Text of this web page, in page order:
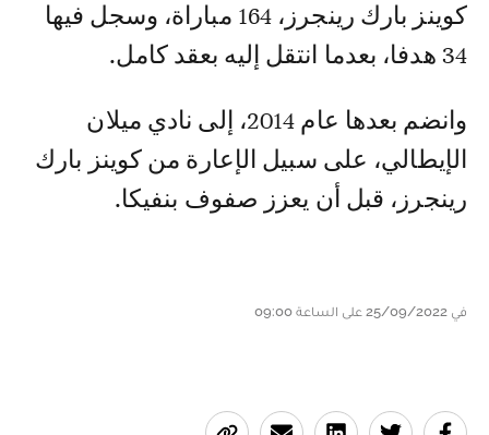
كوينز بارك رينجرز، 164 مباراة، وسجل فيها
34 هدفا، بعدما انتقل إليه بعقد كامل.
وانضم بعدها عام 2014، إلى نادي ميلان
الإيطالي، على سبيل الإعارة من كوينز بارك
رينجرز، قبل أن يعزز صفوف بنفيكا.
في 25/09/2022 على الساعة 09:00